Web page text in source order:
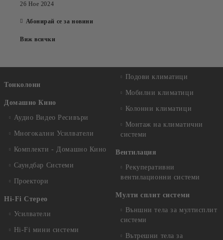
26 Ное 2024
Абонирай се за новини
Виж всички
Тонколони
Домашно Кино
Аудио Видео Рeсивъри
Многокални Усилватели
Комплекти - Домашно Кино
Саундбар Системи
Проектори
Hi-Fi Стерео
Усилватели
Hi-Fi мини системи
Подови климатици
Мобилни климатици
Колонни климатици
Монтаж на климатични
системи
Вентилация
Рекуперативни
вентилационни системи
Мулти сплит системи
Външни тела за мултисплит
системи
Вътрешни тела за